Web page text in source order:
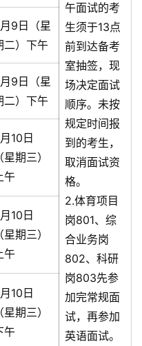
午面试的考
生须于13点
前到达备考
室抽签，现
场决定面试
顺序。未按
规定时间报
到的考生，
取消面试资
格。
2.体育项目
岗801、综
合业务岗
802、科研
岗803先参
加完常规面
试，再参加
英语面试。
9日（星
二）下午
9日（星
二）下午
10日
（星期三）
午
10日
（星期三）
午
10日
（星期三）
午